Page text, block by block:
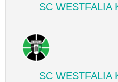
SC WESTFALIA
SC WESTFALIA